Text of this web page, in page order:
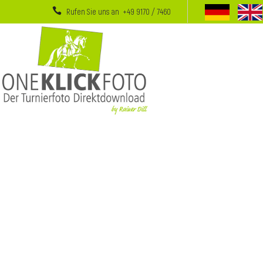
Rufen Sie uns an +49 9170 / 7460